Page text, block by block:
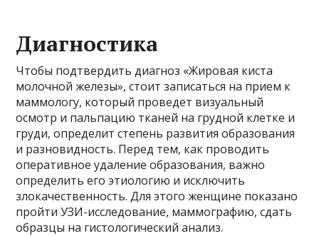
Диагностика
Чтобы подтвердить диагноз «Жировая киста
молочной железы», стоит записаться на прием к
маммологу, который проведет визуальный
осмотр и пальпацию тканей на грудной клетке и
груди, определит степень развития образования
и разновидность. Перед тем, как проводить
оперативное удаление образования, важно
определить его этиологию и исключить
злокачественность. Для этого женщине показано
пройти УЗИ-исследование, маммографию, сдать
образцы на гистологический анализ.